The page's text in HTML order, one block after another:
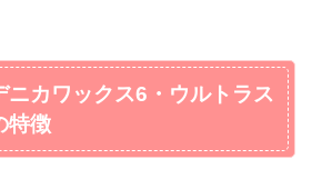
ニカワックス6・ウルトラス
特徴